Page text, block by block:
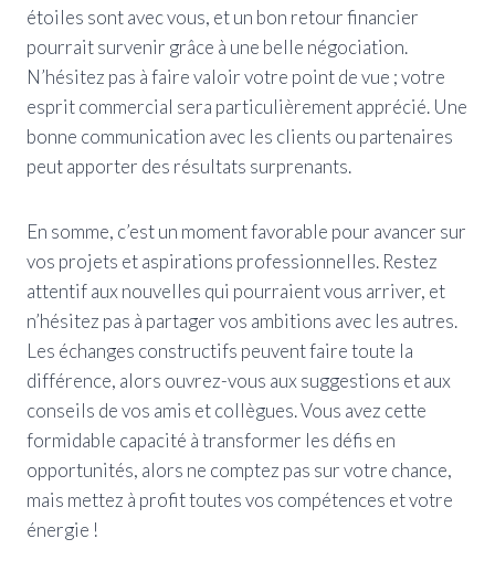
étoiles sont avec vous, et un bon retour financier
pourrait survenir grâce à une belle négociation.
N’hésitez pas à faire valoir votre point de vue ; votre
esprit commercial sera particulièrement apprécié. Une
bonne communication avec les clients ou partenaires
peut apporter des résultats surprenants.
En somme, c’est un moment favorable pour avancer sur
vos projets et aspirations professionnelles. Restez
attentif aux nouvelles qui pourraient vous arriver, et
n’hésitez pas à partager vos ambitions avec les autres.
Les échanges constructifs peuvent faire toute la
différence, alors ouvrez-vous aux suggestions et aux
conseils de vos amis et collègues. Vous avez cette
formidable capacité à transformer les défis en
opportunités, alors ne comptez pas sur votre chance,
mais mettez à profit toutes vos compétences et votre
énergie !